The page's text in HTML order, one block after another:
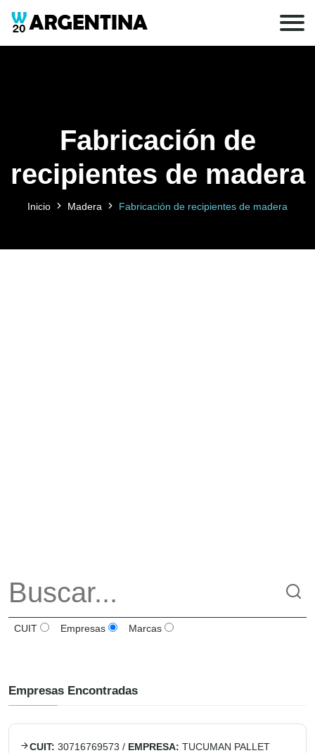
Fabricación de
recipientes de madera
Inicio Madera Fabricación de recipientes de madera
CUIT Empresas Marcas
Empresas Encontradas
CUIT: 30716769573 / EMPRESA: TUCUMAN PALLET